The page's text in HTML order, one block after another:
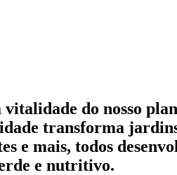
do nosso
transforma
e mais, todos
e nutritivo.